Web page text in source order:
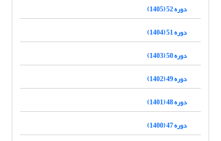
دوره 52 (1405)
دوره 51 (1404)
دوره 50 (1403)
دوره 49 (1402)
دوره 48 (1401)
دوره 47 (1400)